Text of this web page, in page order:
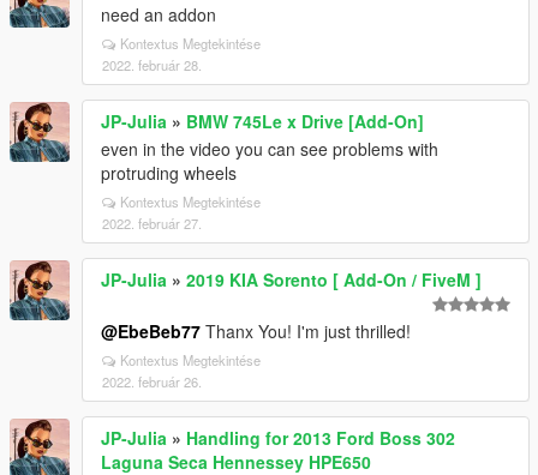
need an addon
Kontextus Megtekintése
2022. február 28.
JP-Julia » BMW 745Le x Drive [Add-On]
even in the video you can see problems with
protruding wheels
Kontextus Megtekintése
2022. február 27.
JP-Julia » 2019 KIA Sorento [ Add-On / FiveM ]
@EbeBeb77 Thanx You! I'm just thrilled!
Kontextus Megtekintése
2022. február 26.
JP-Julia » Handling for 2013 Ford Boss 302
Laguna Seca Hennessey HPE650